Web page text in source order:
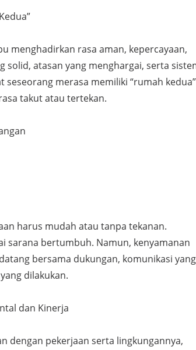
menghadirkan rasa aman, kepercayaan,
solid, atasan yang menghargai, serta
merasa memiliki “rumah kedua”
takut atau tertekan.
harus mudah atau tanpa tekanan.
sarana bertumbuh. Namun, kenyamanan
bersama dukungan, komunikasi yang
dilakukan.
dan Kinerja
dengan pekerjaan serta lingkungannya,